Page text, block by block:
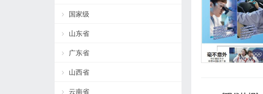
国家级
山东省
广东省
山西省
云南省